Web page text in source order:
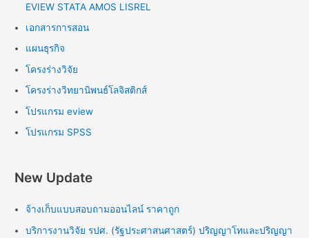
EVIEW STATA AMOS LISREL
เอกสารการสอน
แผนธุรกิจ
โครงร่างวิจัย
โครงร่างวิทยานิพนธ์โลจิสติกส์
โปรแกรม eview
โปรแกรม SPSS
New Update
จ้างเก็บแบบสอบถามออนไลน์ ราคาถูก
บริการงานวิจัย รปศ. (รัฐประศาสนศาสตร์) ปริญญาโทและปริญญา